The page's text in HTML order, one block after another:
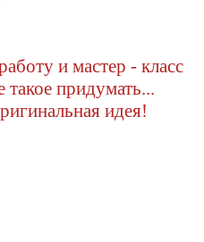
и мастер - класс
придумать...
идея!